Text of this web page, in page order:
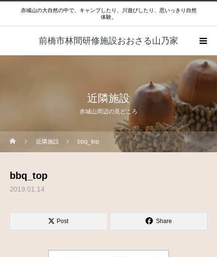
赤城山の大自然の中で、キャンプしたり、川遊びしたり、思いっきり自然
体験。
前橋市林間研修施設おおさる山乃家
近隣施設
赤城山周辺の見どころ
近隣施設 bbq_top
bbq_top
2019.01.14
Post Share